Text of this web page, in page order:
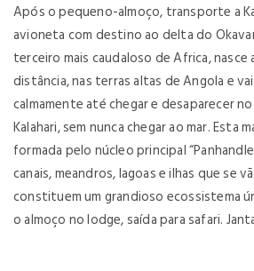
Após o pequeno-almoço, transporte a
avioneta com destino ao delta do
terceiro mais caudaloso de Africa, nasce
distância, nas terras altas de Angola e
calmamente até chegar e desaparecer
Kalahari, sem nunca chegar ao mar. Esta
formada pelo núcleo principal
canais, meandros, lagoas e ilhas que se
constituem um grandioso ecossistema
o almoço no lodge, saída para safari.